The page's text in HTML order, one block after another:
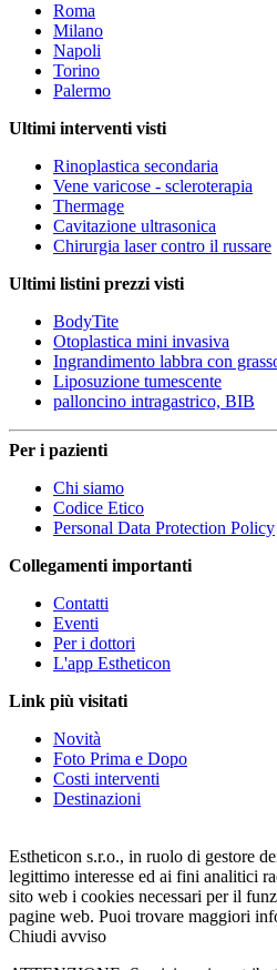
Roma
Milano
Napoli
Torino
Palermo
Ultimi interventi visti
Rinoplastica secondaria
Vene varicose - scleroterapia
Thermage
Cavitazione ultrasonica
Chirurgia laser contro il russare
Ultimi listini prezzi visti
BodyTite
Otoplastica mini invasiva
Ingrandimento labbra con
Liposuzione tumescente
palloncino intragastrico, BIB
Per i pazienti
Chi siamo
Codice Etico
Personal Data Protection Policy
Collegamenti importanti
Contatti
Eventi
Per i dottori
L'app Estheticon
Link più visitati
Novità
Foto Prima e Dopo
Costi interventi
Destinazioni
Estheticon s.r.o., in ruolo di gestore
legittimo interesse ed ai fini analitici
sito web i cookies necessari per il
pagine web. Puoi trovare maggiori
Chiudi avviso